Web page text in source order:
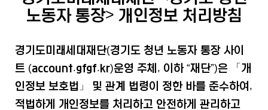
노동자 통장> 개인정보 처리방침
경기도미래세대재단(경기도 청년 노동자 통장 사이
트 (account.gfgf.kr)운영 주체, 이하 “재단”)은 「개
인정보 보호법」 및 관계 법령이 정한 바를 준수하여,
적법하게 개인정보를 처리하고 안전하게 관리하고